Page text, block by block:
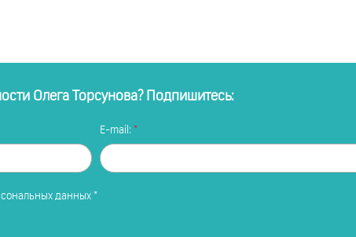
Олега Торсунова? Подпишитесь:
E-mail:
данных*